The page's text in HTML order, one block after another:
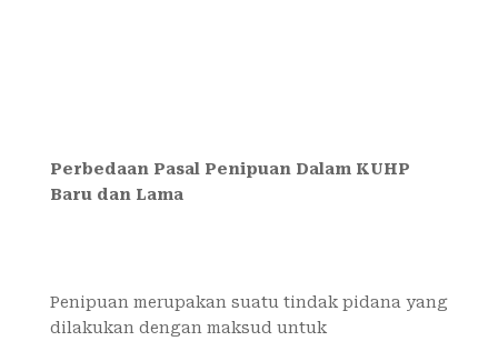
Perbedaan Pasal Penipuan Dalam KUHP
Baru dan Lama
Penipuan merupakan suatu tindak pidana yang
dilakukan dengan maksud untuk